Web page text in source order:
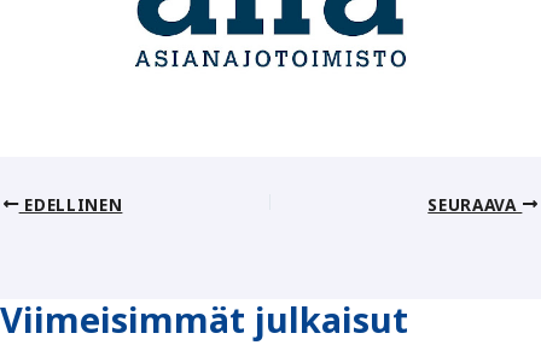
EDELLINEN SEURAAVA
Viimeisimmät julkaisut